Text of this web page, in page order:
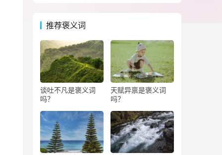
推荐褒义词
谈吐不凡是褒义词
吗？
天赋异禀是褒义词
吗？